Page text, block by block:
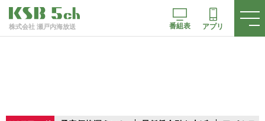
株式会社 瀬戸内海放送 番組表 アプリ